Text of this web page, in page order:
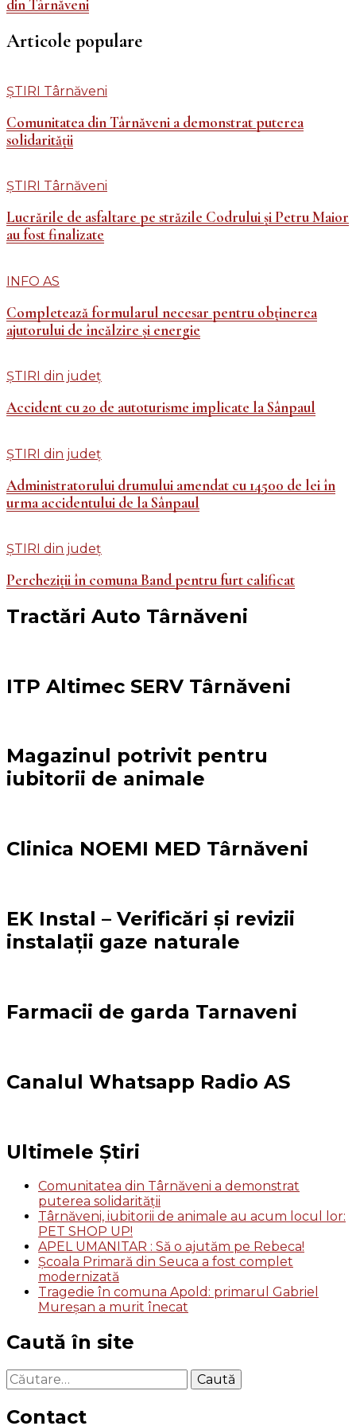
din Târnăveni
Articole populare
ȘTIRI Târnăveni
Comunitatea din Târnăveni a demonstrat puterea
solidarității
ȘTIRI Târnăveni
Lucrările de asfaltare pe străzile Codrului și Petru Maior
au fost finalizate
INFO AS
Completează formularul necesar pentru obținerea
ajutorului de încălzire și energie
ȘTIRI din județ
Accident cu 20 de autoturisme implicate la Sânpaul
ȘTIRI din județ
Administratorului drumului amendat cu 14500 de lei în
urma accidentului de la Sânpaul
ȘTIRI din județ
Percheziții în comuna Band pentru furt calificat
Tractări Auto Târnăveni
ITP Altimec SERV Târnăveni
Magazinul potrivit pentru
iubitorii de animale
Clinica NOEMI MED Târnăveni
EK Instal – Verificări și revizii
instalații gaze naturale
Farmacii de garda Tarnaveni
Canalul Whatsapp Radio AS
Ultimele Știri
Comunitatea din Târnăveni a demonstrat
puterea solidarității
Târnăveni, iubitorii de animale au acum locul lor:
PET SHOP UP!
APEL UMANITAR : Să o ajutăm pe Rebeca!
Școala Primară din Seuca a fost complet
modernizată
Tragedie în comuna Apold: primarul Gabriel
Mureșan a murit înecat
Caută în site
Caută
după:
Contact